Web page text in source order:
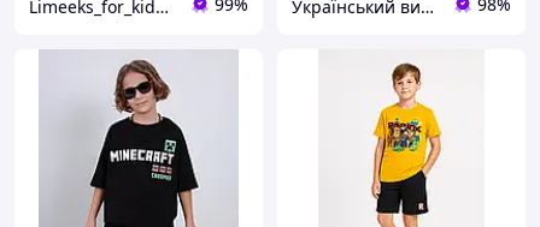
Limeeks_for_kids - интернет магазин детской одежды и аксесуаров Український виробник дитячого одягу "Arisha"